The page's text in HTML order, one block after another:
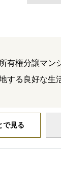
権分譲マン
る良好な生
で見る